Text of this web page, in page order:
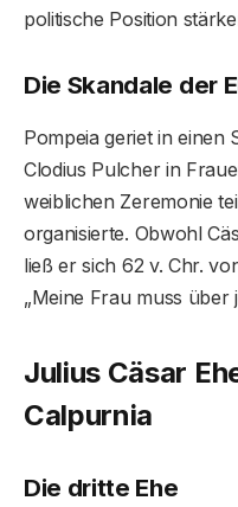
politische Position
Die Skandale der
Pompeia geriet in einen
Clodius Pulcher in
weiblichen Zeremonie
organisierte. Obwohl
ließ er sich 62 v. Chr.
„Meine Frau muss über
Julius Cäsar
Calpurnia
Die dritte Ehe